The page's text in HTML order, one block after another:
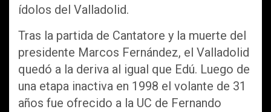
ídolos del Valladolid.
Tras la partida de Cantatore y la muerte del
presidente Marcos Fernández, el Valladolid
quedó a la deriva al igual que Edú. Luego de
una etapa inactiva en 1998 el volante de 31
años fue ofrecido a la UC de Fernando